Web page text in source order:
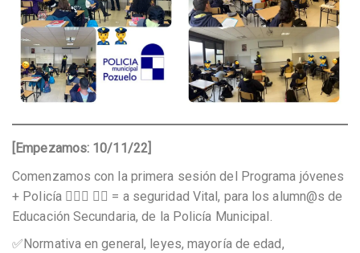
[Empezamos: 10/11/22]
Comenzamos con la primera sesión del Programa jóvenes
+ Policía 👮🏻‍♀️ 👮‍♂️ = a seguridad Vital, para los alumn@s de
Educación Secundaria, de la Policía Municipal.
✅Normativa en general, leyes, mayoría de edad,